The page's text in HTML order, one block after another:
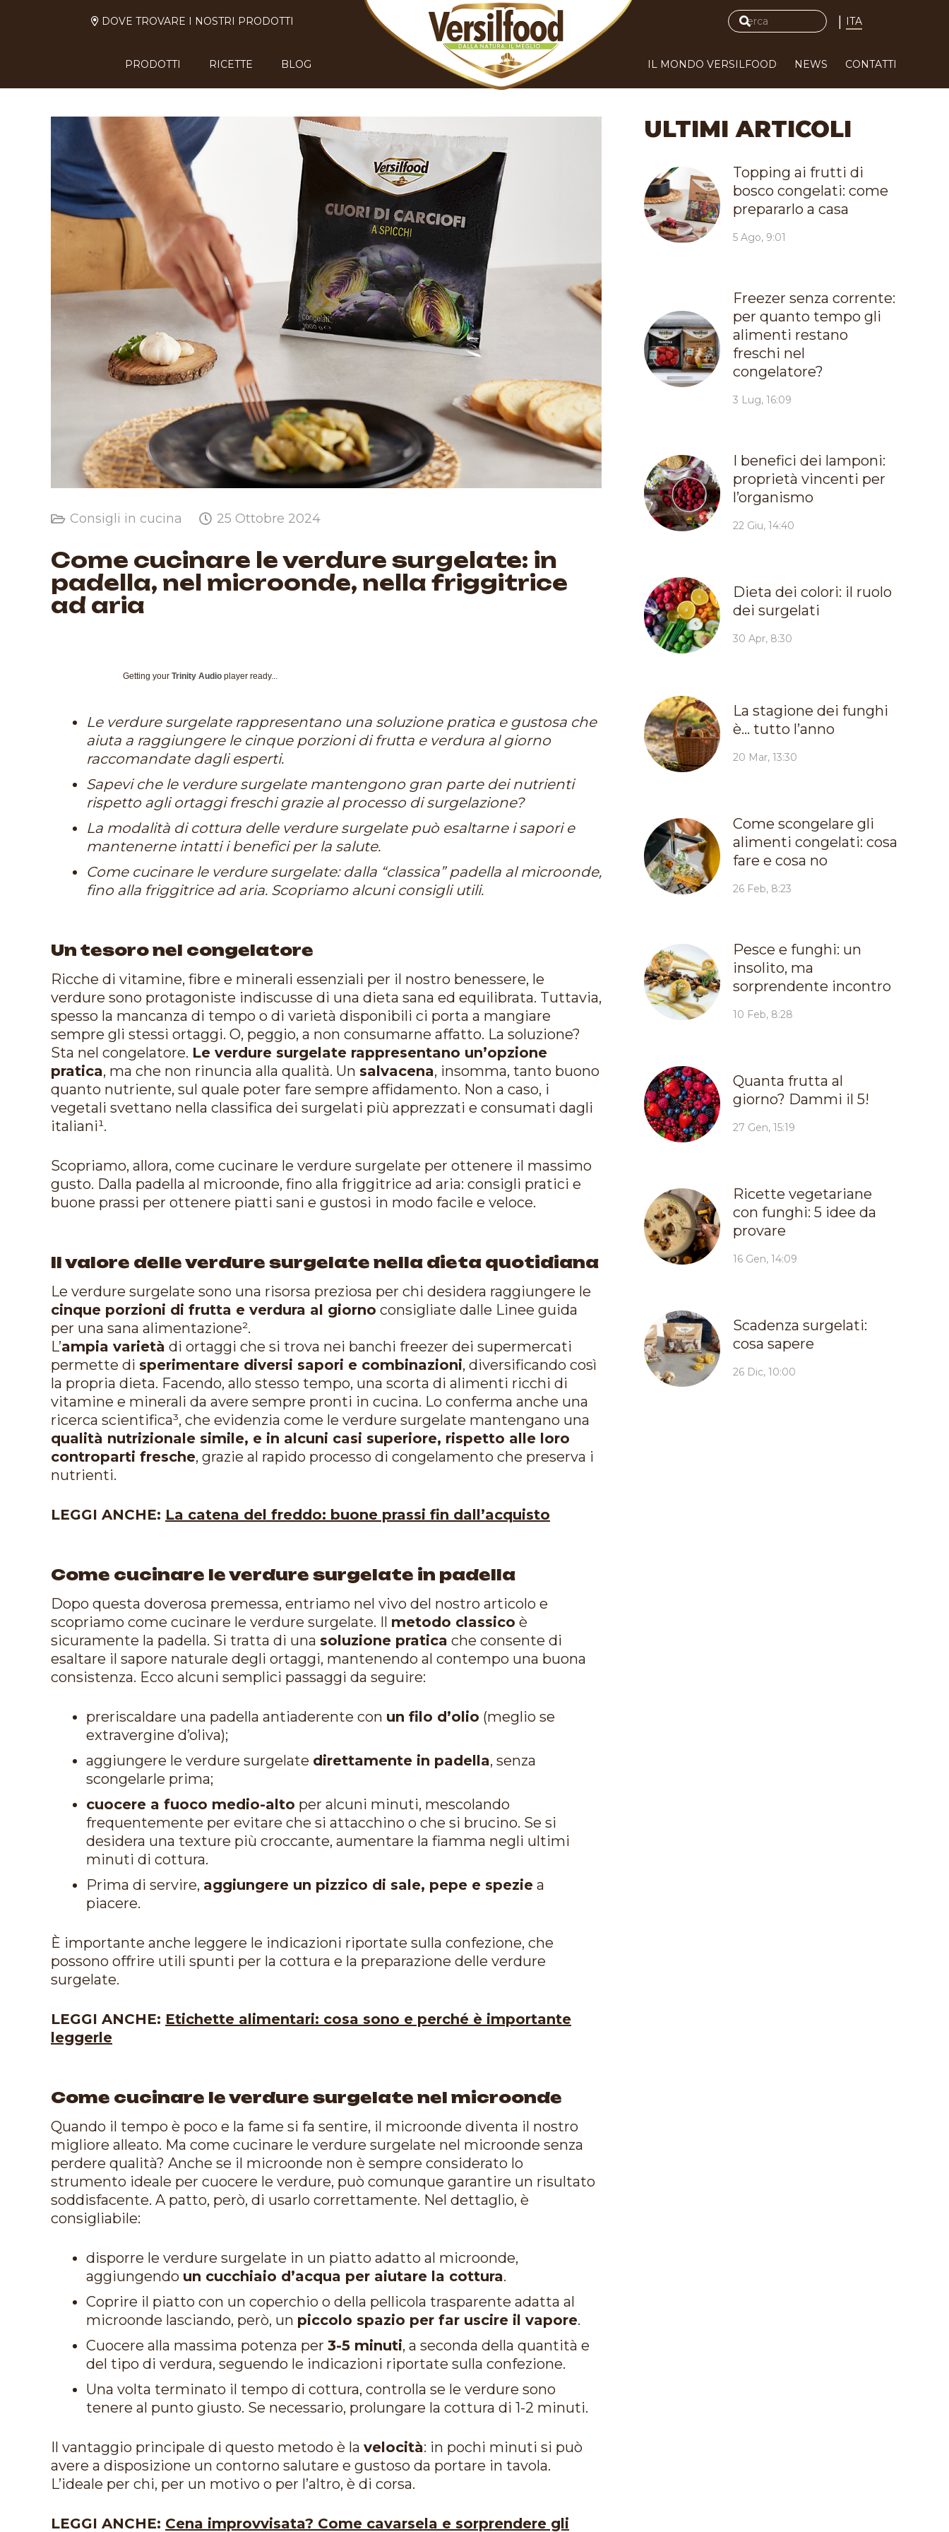
DOVE TROVARE I NOSTRI PRODOTTI | ITA
PRODOTTI RICETTE BLOG IL MONDO VERSILFOOD NEWS CONTATTI
Consigli in cucina 25 Ottobre 2024
Come cucinare le verdure surgelate: in
padella, nel microonde, nella friggitrice
ad aria
Getting your Trinity Audio player ready...
Le verdure surgelate rappresentano una soluzione pratica e gustosa che
aiuta a raggiungere le cinque porzioni di frutta e verdura al giorno
raccomandate dagli esperti.
Sapevi che le verdure surgelate mantengono gran parte dei nutrienti
rispetto agli ortaggi freschi grazie al processo di surgelazione?
La modalità di cottura delle verdure surgelate può esaltarne i sapori e
mantenerne intatti i benefici per la salute.
Come cucinare le verdure surgelate: dalla “classica” padella al microonde,
fino alla friggitrice ad aria. Scopriamo alcuni consigli utili.
Un tesoro nel congelatore
Ricche di vitamine, fibre e minerali essenziali per il nostro benessere, le
verdure sono protagoniste indiscusse di una dieta sana ed equilibrata. Tuttavia,
spesso la mancanza di tempo o di varietà disponibili ci porta a mangiare
sempre gli stessi ortaggi. O, peggio, a non consumarne affatto. La soluzione?
Sta nel congelatore. Le verdure surgelate rappresentano un’opzione
pratica, ma che non rinuncia alla qualità. Un salvacena, insomma, tanto buono
quanto nutriente, sul quale poter fare sempre affidamento. Non a caso, i
vegetali svettano nella classifica dei surgelati più apprezzati e consumati dagli
italiani¹.
Scopriamo, allora, come cucinare le verdure surgelate per ottenere il massimo
gusto. Dalla padella al microonde, fino alla friggitrice ad aria: consigli pratici e
buone prassi per ottenere piatti sani e gustosi in modo facile e veloce.
Il valore delle verdure surgelate nella dieta quotidiana
Le verdure surgelate sono una risorsa preziosa per chi desidera raggiungere le
cinque porzioni di frutta e verdura al giorno consigliate dalle Linee guida
per una sana alimentazione².
L’ampia varietà di ortaggi che si trova nei banchi freezer dei supermercati
permette di sperimentare diversi sapori e combinazioni, diversificando così
la propria dieta. Facendo, allo stesso tempo, una scorta di alimenti ricchi di
vitamine e minerali da avere sempre pronti in cucina. Lo conferma anche una
ricerca scientifica³, che evidenzia come le verdure surgelate mantengano una
qualità nutrizionale simile, e in alcuni casi superiore, rispetto alle loro
controparti fresche, grazie al rapido processo di congelamento che preserva i
nutrienti.
LEGGI ANCHE: La catena del freddo: buone prassi fin dall’acquisto
Come cucinare le verdure surgelate in padella
Dopo questa doverosa premessa, entriamo nel vivo del nostro articolo e
scopriamo come cucinare le verdure surgelate. Il metodo classico è
sicuramente la padella. Si tratta di una soluzione pratica che consente di
esaltare il sapore naturale degli ortaggi, mantenendo al contempo una buona
consistenza. Ecco alcuni semplici passaggi da seguire:
preriscaldare una padella antiaderente con un filo d’olio (meglio se
extravergine d’oliva);
aggiungere le verdure surgelate direttamente in padella, senza
scongelarle prima;
cuocere a fuoco medio-alto per alcuni minuti, mescolando
frequentemente per evitare che si attacchino o che si brucino. Se si
desidera una texture più croccante, aumentare la fiamma negli ultimi
minuti di cottura.
Prima di servire, aggiungere un pizzico di sale, pepe e spezie a
piacere.
È importante anche leggere le indicazioni riportate sulla confezione, che
possono offrire utili spunti per la cottura e la preparazione delle verdure
surgelate.
LEGGI ANCHE: Etichette alimentari: cosa sono e perché è importante
leggerle
Come cucinare le verdure surgelate nel microonde
Quando il tempo è poco e la fame si fa sentire, il microonde diventa il nostro
migliore alleato. Ma come cucinare le verdure surgelate nel microonde senza
perdere qualità? Anche se il microonde non è sempre considerato lo
strumento ideale per cuocere le verdure, può comunque garantire un risultato
soddisfacente. A patto, però, di usarlo correttamente. Nel dettaglio, è
consigliabile:
disporre le verdure surgelate in un piatto adatto al microonde,
aggiungendo un cucchiaio d’acqua per aiutare la cottura.
Coprire il piatto con un coperchio o della pellicola trasparente adatta al
microonde lasciando, però, un piccolo spazio per far uscire il vapore.
Cuocere alla massima potenza per 3-5 minuti, a seconda della quantità e
del tipo di verdura, seguendo le indicazioni riportate sulla confezione.
Una volta terminato il tempo di cottura, controlla se le verdure sono
tenere al punto giusto. Se necessario, prolungare la cottura di 1-2 minuti.
Il vantaggio principale di questo metodo è la velocità: in pochi minuti si può
avere a disposizione un contorno salutare e gustoso da portare in tavola.
L’ideale per chi, per un motivo o per l’altro, è di corsa.
LEGGI ANCHE: Cena improvvisata? Come cavarsela e sorprendere gli
ULTIMI ARTICOLI
Topping ai frutti di
bosco congelati: come
prepararlo a casa
5 Ago, 9:01
Freezer senza corrente:
per quanto tempo gli
alimenti restano
freschi nel
congelatore?
3 Lug, 16:09
I benefici dei lamponi:
proprietà vincenti per
l’organismo
22 Giu, 14:40
Dieta dei colori: il ruolo
dei surgelati
30 Apr, 8:30
La stagione dei funghi
è… tutto l’anno
20 Mar, 13:30
Come scongelare gli
alimenti congelati: cosa
fare e cosa no
26 Feb, 8:23
Pesce e funghi: un
insolito, ma
sorprendente incontro
10 Feb, 8:28
Quanta frutta al
giorno? Dammi il 5!
27 Gen, 15:19
Ricette vegetariane
con funghi: 5 idee da
provare
16 Gen, 14:09
Scadenza surgelati:
cosa sapere
26 Dic, 10:00